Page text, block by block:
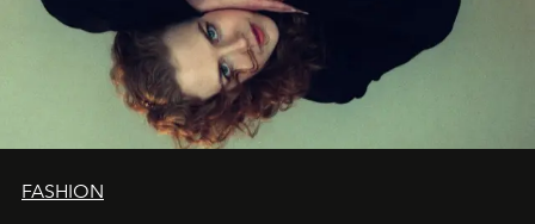
FASHION